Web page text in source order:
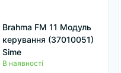
Brahma FM 11 Модуль
керування (37010051)
Sime
В наявності